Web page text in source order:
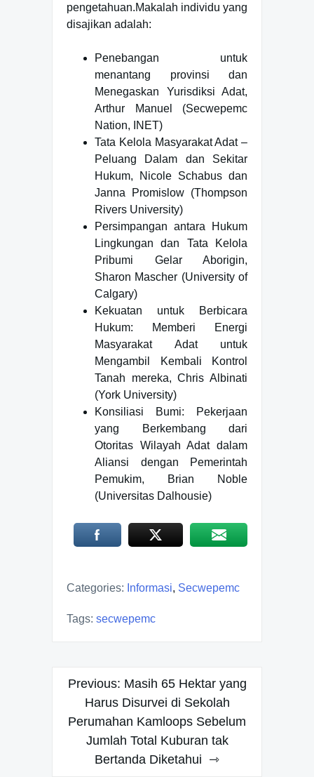
pengetahuan.Makalah individu yang
disajikan adalah:
Penebangan untuk
menantang provinsi dan
Menegaskan Yurisdiksi Adat,
Arthur Manuel (Secwepemc
Nation, INET)
Tata Kelola Masyarakat Adat –
Peluang Dalam dan Sekitar
Hukum, Nicole Schabus dan
Janna Promislow (Thompson
Rivers University)
Persimpangan antara Hukum
Lingkungan dan Tata Kelola
Pribumi Gelar Aborigin,
Sharon Mascher (University of
Calgary)
Kekuatan untuk Berbicara
Hukum: Memberi Energi
Masyarakat Adat untuk
Mengambil Kembali Kontrol
Tanah mereka, Chris Albinati
(York University)
Konsiliasi Bumi: Pekerjaan
yang Berkembang dari
Otoritas Wilayah Adat dalam
Aliansi dengan Pemerintah
Pemukim, Brian Noble
(Universitas Dalhousie)
Categories: Informasi, Secwepemc
Tags: secwepemc
Post
navigation
Previous: Masih 65 Hektar yang
Harus Disurvei di Sekolah
Perumahan Kamloops Sebelum
Jumlah Total Kuburan tak
Bertanda Diketahui